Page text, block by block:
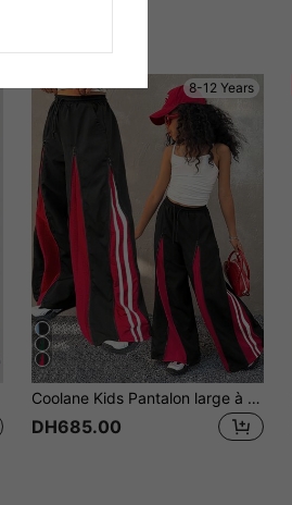
8-12 Years
Coolane Kids Pantalon large à taille haute rouge pour préadolescentes, style streetwear printemps/été
DH685.00